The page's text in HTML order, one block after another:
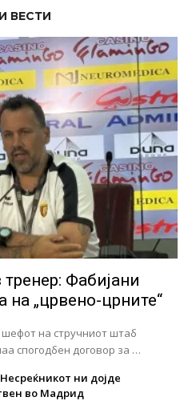
ВЕСТИ
Фабијани
на „црвено-црните“
на стручниот штаб
спогодбен договор за …
ни дојде
во Мадрид